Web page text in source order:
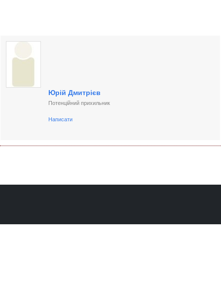
Юрій Дмитрієв
Потенційний прихильник
Написати